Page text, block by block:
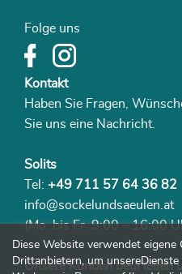
Folge uns
Kontakt
Haben Sie Fragen,
Sie uns eine Nachricht.
Solits
Tel: +49 711 57 64 36 82
info@sockelundsaeulen.at
(Mo. bis Fr. 9:00 – 16:00
Unsere Kunden beurteilen
Diese Website verwendet eigene
Drittanbietern, um